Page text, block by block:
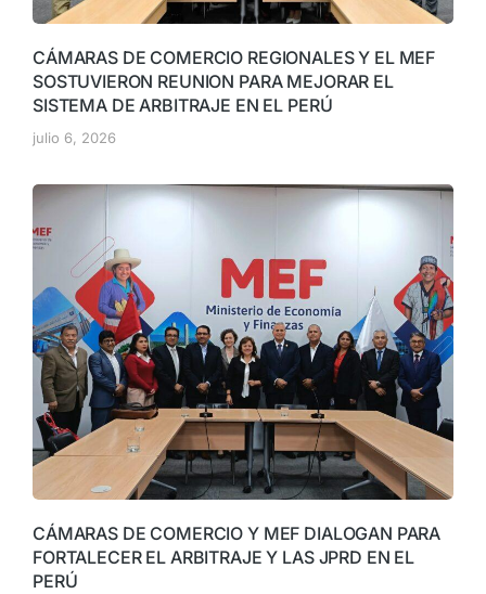
CÁMARAS DE COMERCIO REGIONALES Y EL MEF
SOSTUVIERON REUNION PARA MEJORAR EL
SISTEMA DE ARBITRAJE EN EL PERÚ
julio 6, 2026
CÁMARAS DE COMERCIO Y MEF DIALOGAN PARA
FORTALECER EL ARBITRAJE Y LAS JPRD EN EL
PERÚ